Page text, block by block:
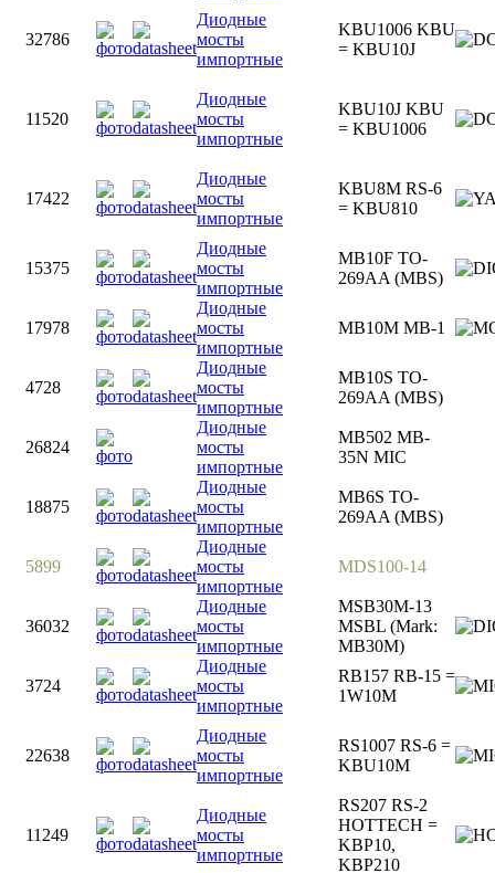
32786
Диодные
мосты
импортные
KBU1006 KBU
= KBU10J
11520
Диодные
мосты
импортные
KBU10J KBU
= KBU1006
17422
Диодные
мосты
импортные
KBU8M RS-6
= KBU810
15375
Диодные
мосты
импортные
MB10F TO-
269AA (MBS)
17978
Диодные
мосты
импортные
MB10M MB-1
4728
Диодные
мосты
импортные
MB10S TO-
269AA (MBS)
26824
Диодные
мосты
импортные
MB502 MB-
35N MIC
18875
Диодные
мосты
импортные
MB6S TO-
269AA (MBS)
5899
Диодные
мосты
импортные
MDS100-14
36032
Диодные
мосты
импортные
MSB30M-13
MSBL (Mark:
MB30M)
3724
Диодные
мосты
импортные
RB157 RB-15 =
1W10M
22638
Диодные
мосты
импортные
RS1007 RS-6 =
KBU10M
11249
Диодные
мосты
импортные
RS207 RS-2
HOTTECH =
KBP10,
KBP210